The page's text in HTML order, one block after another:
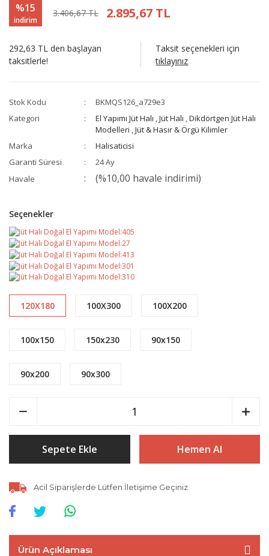
%15
indirim
3.406,67 TL 2.895,67 TL
292,63 TL den başlayan
taksitlerle!
Taksit seçenekleri için
tıklayınız
Stok Kodu
BKMQS126_a729e3
Kategori
El Yapımı Jüt Halı ,Jüt Halı ,Dikdörtgen Jüt Halı
Modelleri ,Jüt & Hasır & Örgü Kilimler
Marka
Halisaticisi
Garanti Süresi
24 Ay
Havale
(%10,00 havale indirimi)
Seçenekler
120X180 100X300 100X200
100x150 150x230 90x150
90x200 90x300
Sepete Ekle Hemen Al
Acil Siparişlerde Lütfen İletişime Geçiniz
Ürün Açıklaması